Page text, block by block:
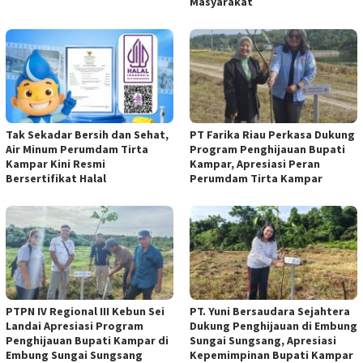
Tak Sekadar Bersih dan Sehat,
Air Minum Perumdam Tirta
Kampar Kini Resmi
Bersertifikat Halal
PT Farika Riau Perkasa Dukung
Program Penghijauan Bupati
Kampar, Apresiasi Peran
Perumdam Tirta Kampar
PTPN IV Regional III Kebun Sei
Landai Apresiasi Program
Penghijauan Bupati Kampar di
Embung Sungai Sungsang
PT. Yuni Bersaudara Sejahtera
Dukung Penghijauan di Embung
Sungai Sungsang, Apresiasi
Kepemimpinan Bupati Kampar ‎